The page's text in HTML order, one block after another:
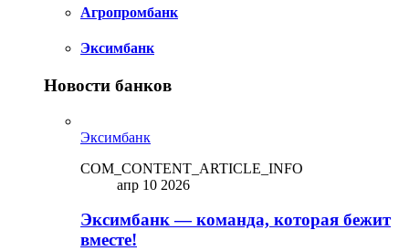
Агропромбанк
Эксимбанк
Новости банков
Эксимбанк
COM_CONTENT_ARTICLE_INFO
апр 10 2026
Эксимбанк — команда, которая бежит
вместе!